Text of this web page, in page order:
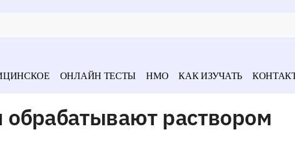
ОНЛАЙН ТЕСТЫ НМО КАК ИЗУЧАТЬ
обрабатывают раствором